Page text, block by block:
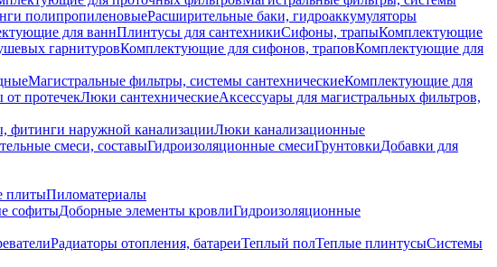
полипропиленовыеРасширительные баки, гидроаккумуляторы
для ваннПлинтусы для сантехникиСифоны, трапыКомплектующие
гарнитуровКомплектующие для сифонов, траповКомплектующие для
Магистральные фильтры, системы сантехническиеКомплектующие для
протечекЛюки сантехническиеАксессуары для магистральных фильтров,
фитинги наружной канализацииЛюки канализационные
смеси, составыГидроизоляционные смесиГрунтовкиДобавки для
плитыПиломатериалы
софитыДоборные элементы кровлиГидроизоляционные
Радиаторы отопления, батареиТеплый полТеплые плинтусыСистемы